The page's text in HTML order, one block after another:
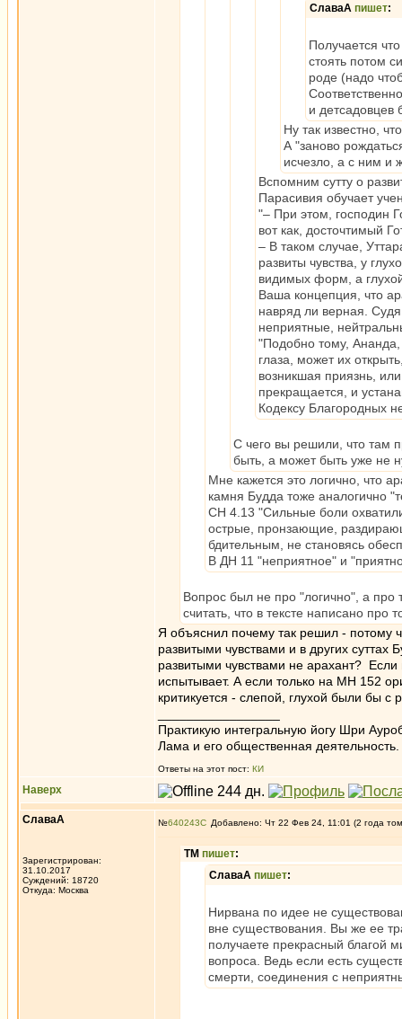
СлаваА пишет:
Получается
стоять потом
роде (надо
и детсадовцев
Ну так известно,
А "заново
исчезло, а с ним и
Вспомним сутту о
Парасивия обучает
"– При этом, господин
вот как, досточтимый
– В таком случае,
развиты чувства, у
видимых форм, а
Ваша концепция, что
навряд ли верная.
неприятные,
"Подобно тому, Ананда,
глаза, может их
возникшая приязнь,
прекращается, и
Кодексу Благородных
С чего вы решили, что там
быть, а может быть уже не
Мне кажется это логично, что
камня Будда тоже аналогично
СН 4.13 "Сильные боли
острые, пронзающие,
бдительным, не становясь
В ДН 11 "неприятное" и
Вопрос был не про "логично", а про
считать, что в тексте написано про
Я объяснил почему так решил - потому
развитыми чувствами и в других
развитыми чувствами не арахант?
испытывает. А если только на МН 152
критикуется - слепой, глухой были бы с
Практикую интегральную йогу Шри
Лама и его общественная деятельность.
Ответы на этот пост: КИ
Наверх
СлаваА
Зарегистрирован:
31.10.2017
Суждений: 18720
Откуда: Москва
№640243 Добавлено: Чт 22 Фев 24, 11:01 (2 года
ТМ пишет:
СлаваА пишет:
Нирвана по идее не
вне существования. Вы же ее
получаете прекрасный благой
вопроса. Ведь если есть
смерти, соединения с